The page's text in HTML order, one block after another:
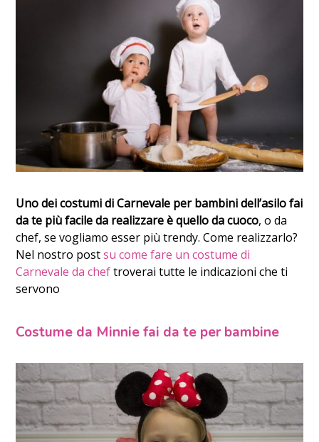
Uno dei costumi di Carnevale per bambini dell’asilo fai
da te più facile da realizzare è quello da cuoco, o da
chef, se vogliamo esser più trendy. Come realizzarlo?
Nel nostro postsu come fare un costume di
Carnevale da cheftroverai tutte le indicazioni che ti
servono
Costume da Minnie fai da te per bambine